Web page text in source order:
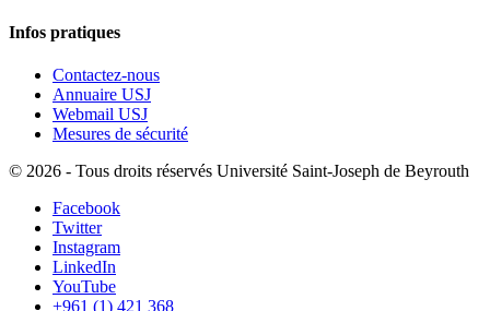
Infos pratiques
Contactez-nous
Annuaire USJ
Webmail USJ
Mesures de sécurité
© 2026 - Tous droits réservés Université Saint-Joseph de Beyrouth
Facebook
Twitter
Instagram
LinkedIn
YouTube
+961 (1) 421 368